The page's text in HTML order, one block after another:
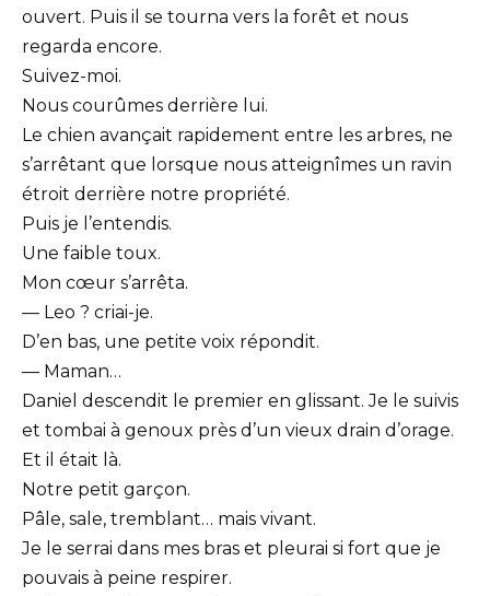
ouvert. Puis il se tourna vers la forêt et nous
regarda encore.
Suivez-moi.
Nous courûmes derrière lui.
Le chien avançait rapidement entre les arbres, ne
s’arrêtant que lorsque nous atteignîmes un ravin
étroit derrière notre propriété.
Puis je l’entendis.
Une faible toux.
Mon cœur s’arrêta.
— Leo ? criai-je.
D’en bas, une petite voix répondit.
— Maman…
Daniel descendit le premier en glissant. Je le suivis
et tombai à genoux près d’un vieux drain d’orage.
Et il était là.
Notre petit garçon.
Pâle, sale, tremblant… mais vivant.
Je le serrai dans mes bras et pleurai si fort que je
pouvais à peine respirer.